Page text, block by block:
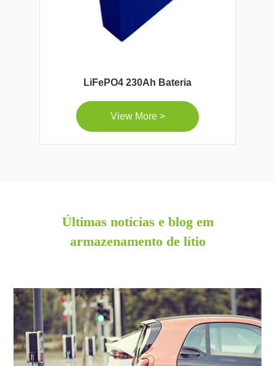
LiFePO4 230Ah Bateria
View More >
Últimas notícias e blog em
armazenamento de lítio